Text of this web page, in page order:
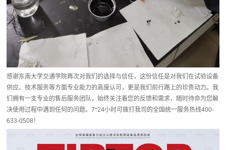
感谢东南大学交通学院再次对我们的选择与信任，这份信任是对我们在试验设备
供应、技术服务等方面专业能力的高度认可，更是我们前行路上的珍贵动力。我
们拥有一支专业的售后服务团队，始终关注着您的反馈和需求，随时待命为您解
决使用过程中遇到任何的问题。7*24小时可拨打我司的全国统一服务热线400-
633-0508！